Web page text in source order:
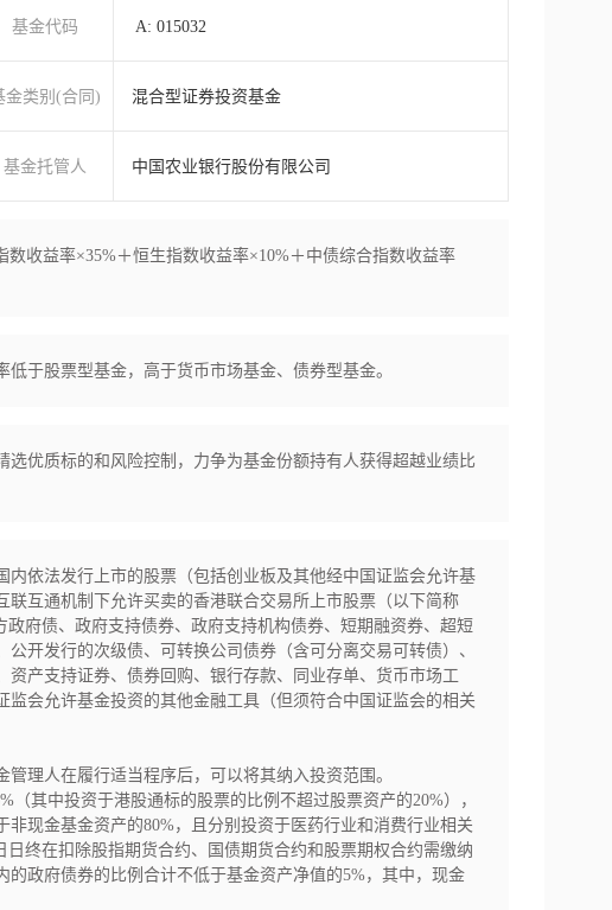
基金代码 A: 015032
金类别(合同) 混合型证券投资基金
基金托管人 中国农业银行股份有限公司
收益率×35%＋恒生指数收益率×10%＋中债综合指数收益率
于股票型基金，高于货币市场基金、债券型基金。
优质标的和风险控制，力争为基金份额持有人获得超越业绩比
依法发行上市的股票（包括创业板及其他经中国证监会允许基
互通机制下允许买卖的香港联合交易所上市股票（以下简称
府债、政府支持债券、政府支持机构债券、短期融资券、超短
开发行的次级债、可转换公司债券（含可分离交易可转债）、
产支持证券、债券回购、银行存款、同业存单、货币市场工
会允许基金投资的其他金融工具（但须符合中国证监会的相关
理人在履行适当程序后，可以将其纳入投资范围。
其中投资于港股通标的股票的比例不超过股票资产的20%），
现金基金资产的80%，且分别投资于医药行业和消费行业相关
终在扣除股指期货合约、国债期货合约和股票期权合约需缴纳
政府债券的比例合计不低于基金资产净值的5%，其中，现金